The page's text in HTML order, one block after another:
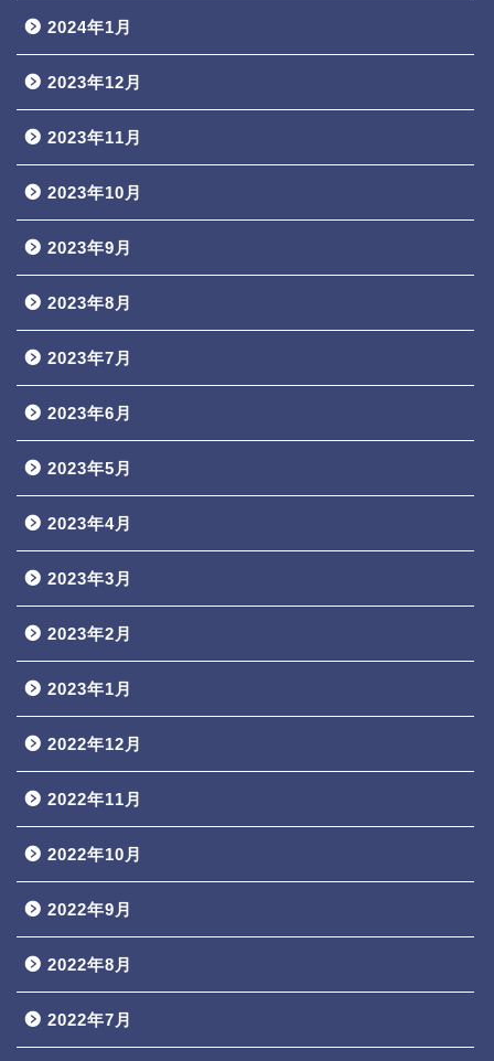
2024年1月
2023年12月
2023年11月
2023年10月
2023年9月
2023年8月
2023年7月
2023年6月
2023年5月
2023年4月
2023年3月
2023年2月
2023年1月
2022年12月
2022年11月
2022年10月
2022年9月
2022年8月
2022年7月